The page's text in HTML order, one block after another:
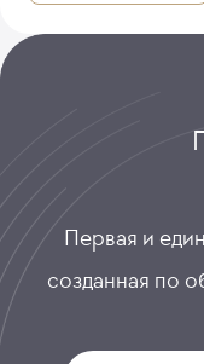
Первая и
созданная по